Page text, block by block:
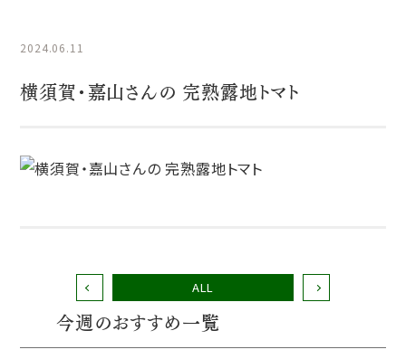
2024.06.11
横須賀・嘉山さんの 完熟露地トマト
ALL
今週のおすすめ一覧